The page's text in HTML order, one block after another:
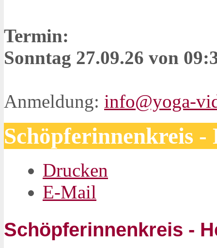
Termin:
Sonntag 27.09.26 von
Anmeldung: info@yoga-
Schöpferinnenkreis
Drucken
E-Mail
Schöpferinnenkreis -